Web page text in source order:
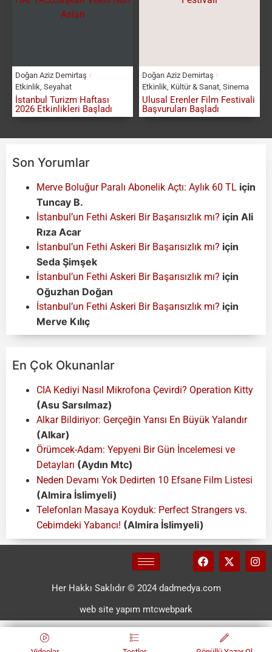
Doğan Aziz Demirtaş
Etkinlik, Seyahat
İstanbul Turizm Haftası
2026 Etkinlikleri Başladı
Doğan Aziz Demirtaş
Etkinlik, Kültür & Sanat, Sinema
Ulusal Erenler Film Festivali
Başvuruları Başladı
Son Yorumlar
Merve Boluğur Paralı Abonelik Açtı: Aylık 60 TL için
Tuncay B.
İstanbul’un Fethi Askeri Bir Başarısızlık mı? için Ali
Rıza Acar
İstanbul’un Fethi Askeri Bir Başarısızlık mı? için
Seda Şimşek
İstanbul’un Fethi Askeri Bir Başarısızlık mı? için
Oğuzhan Doğan
İstanbul’un Fethi Askeri Bir Başarısızlık mı? için
Merve Kılıç
En Çok Okunanlar
CIA Kediyi Nasıl Mikrofona Çevirdi? Operation Kitty
(Asu Sarsılmaz)
Alkar Bildiriyor: Gerçeğin Yarısı En Büyük Yalandır
(Alkar)
Örümcek-Adam: Yepyeni Bir Gün İncelemesi ve
Detayları (Aydın Mtc)
Neden Devamı Yok Dedirten 10 Efsane Film Listesi
(Almira İslimyeli)
Telefonları Masaya Koyduk: Perfect Strangers vs.
Cebimdeki Yabancı! (Almira İslimyeli)
Her Hakkı Saklıdır © 2024 dadmedya.com
web site yapım mtcwebpark